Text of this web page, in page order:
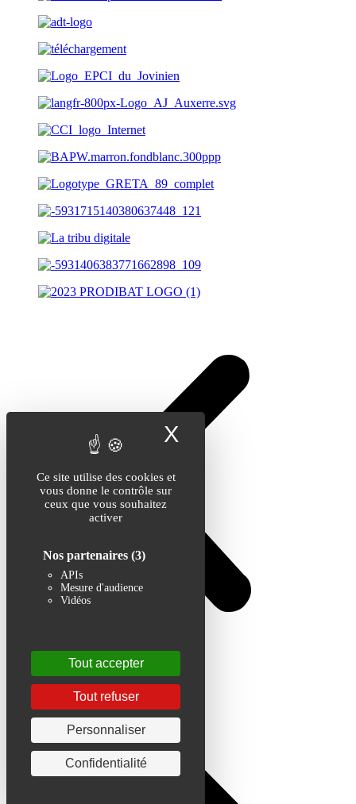
Ce site utilise des cookies et
vous donne le contrôle sur
ceux que vous souhaitez
activer
Nos partenaires (3)
APIs
Mesure d'audience
Vidéos
Tout accepter
Tout refuser
Personnaliser
Confidentialité
X Masquer le